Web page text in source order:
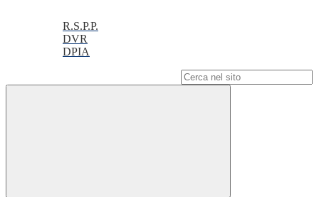
R.S.P.P.
DVR
DPIA